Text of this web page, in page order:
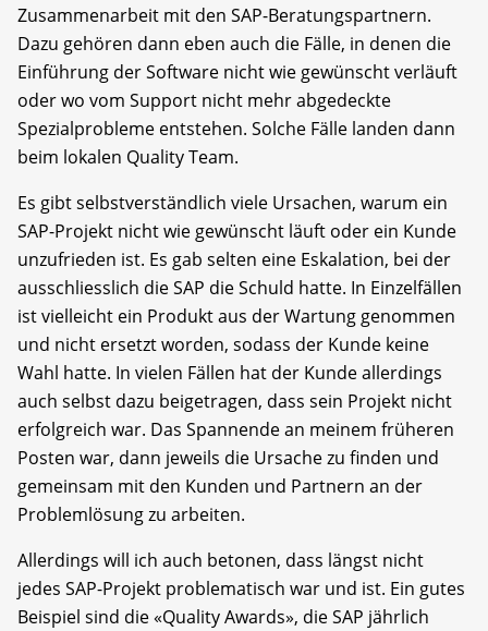
Zusammenarbeit mit den SAP-Beratungspartnern.
Dazu gehören dann eben auch die Fälle, in denen die
Einführung der Software nicht wie gewünscht verläuft
oder wo vom Support nicht mehr abgedeckte
Spezialprobleme entstehen. Solche Fälle landen dann
beim lokalen Quality Team.
Es gibt selbstverständlich viele Ursachen, warum ein
SAP-Projekt nicht wie gewünscht läuft oder ein Kunde
unzufrieden ist. Es gab selten eine Eskalation, bei der
ausschliesslich die SAP die Schuld hatte. In Einzelfällen
ist vielleicht ein Produkt aus der Wartung genommen
und nicht ersetzt worden, sodass der Kunde keine
Wahl hatte. In vielen Fällen hat der Kunde allerdings
auch selbst dazu beigetragen, dass sein Projekt nicht
erfolgreich war. Das Spannende an meinem früheren
Posten war, dann jeweils die Ursache zu finden und
gemeinsam mit den Kunden und Partnern an der
Problemlösung zu arbeiten.
Allerdings will ich auch betonen, dass längst nicht
jedes SAP-Projekt problematisch war und ist. Ein gutes
Beispiel sind die «Quality Awards», die SAP jährlich